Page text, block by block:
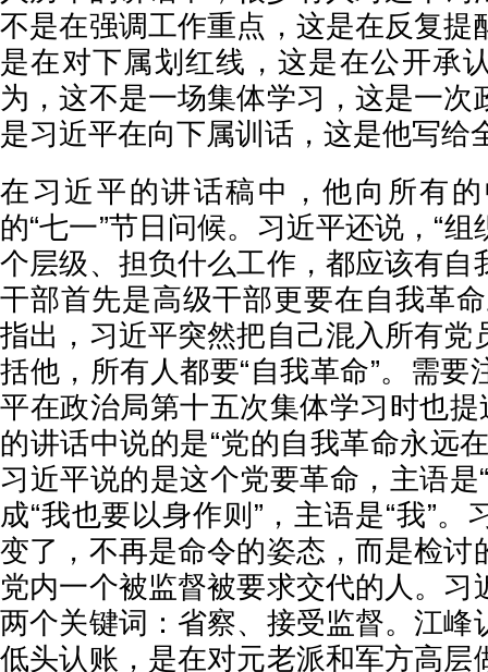
不是在强调工作重点，这是在反复提
是在对下属划红线，这是在公开承
为，这不是一场集体学习，这是一次
是习近平在向下属训话，这是他写给
在习近平的讲话稿中，他向所有
的“七一”节日问候。习近平还说，“
个层级、担负什么工作，都应该有自
干部首先是高级干部更要在自我革
指出，习近平突然把自己混入所有党
括他，所有人都要“自我革命”。需要
平在政治局第十五次集体学习时也提
的讲话中说的是“党的自我革命永远
习近平说的是这个党要革命，主语是
成“我也要以身作则”，主语是“我”
变了，不再是命令的姿态，而是检讨
党内一个被监督被要求交代的人。习
两个关键词：省察、接受监督。江峰
低头认账，是在对元老派和军方高层